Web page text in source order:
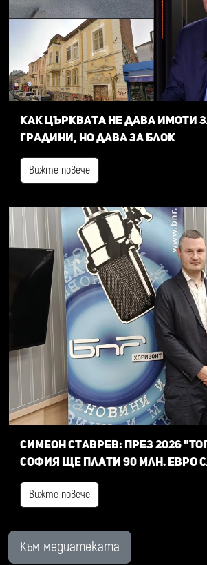
Как Църквата не дава имоти
градини, но дава за блок
Вижте повече
Симеон Ставрев: През 2026
София ще плати 90 млн. евро
Вижте повече
Към медиатеката